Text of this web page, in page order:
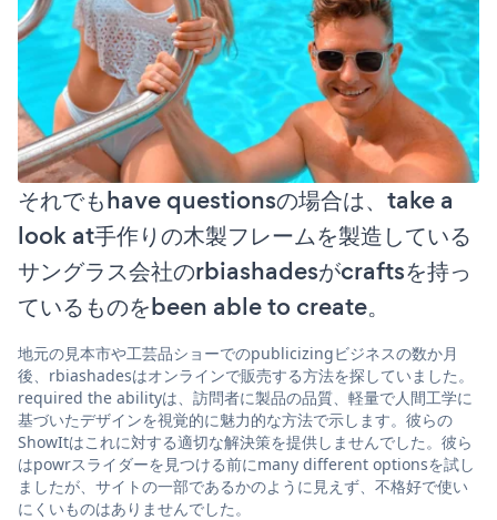
それでもhave questionsの場合は、take a
look at手作りの木製フレームを製造している
サングラス会社のrbiashadesがcraftsを持っ
ているものをbeen able to create。
地元の見本市や工芸品ショーでのpublicizingビジネスの数か月
後、rbiashadesはオンラインで販売する方法を探していました。
required the abilityは、訪問者に製品の品質、軽量で人間工学に
基づいたデザインを視覚的に魅力的な方法で示します。彼らの
ShowItはこれに対する適切な解決策を提供しませんでした。彼ら
はpowrスライダーを見つける前にmany different optionsを試し
ましたが、サイトの一部であるかのように見えず、不格好で使い
にくいものはありませんでした。